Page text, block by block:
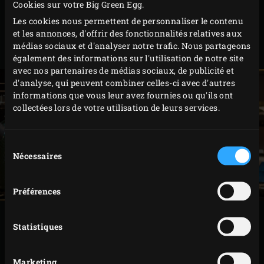
Cookies sur votre Big Green Egg.
Les cookies nous permettent de personnaliser le contenu
et les annonces, d'offrir des fonctionnalités relatives aux
médias sociaux et d'analyser notre trafic. Nous partageons
également des informations sur l'utilisation de notre site
avec nos partenaires de médias sociaux, de publicité et
d'analyse, qui peuvent combiner celles-ci avec d'autres
informations que vous leur avez fournies ou qu'ils ont
collectées lors de votre utilisation de leurs services.
duNécessaires
Préférences
Statistiques
ne coupez pas la peau à l’arrière, les filets doivent
rester attachés pour que vous puissiez les ouvrir
« en papillon ». Détachez ou coupez l’arête centrale.
Allumez le charbon de bois dans le Big Green Egg et